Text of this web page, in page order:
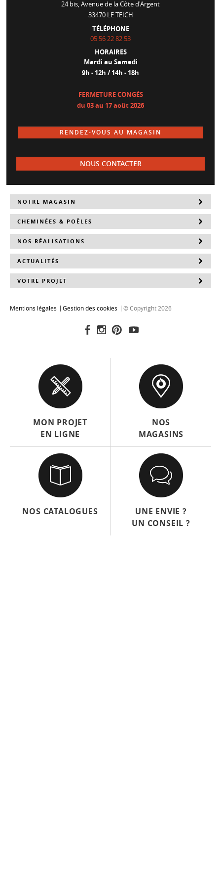
24 bis, Avenue de la Côte d'Argent
33470 LE TEICH
TÉLÉPHONE
05 56 22 82 53
HORAIRES
Mardi au Samedi
9h - 12h / 14h - 18h
FERMETURE CONGÉS
du 03 au 17 août 2026
RENDEZ-VOUS AU MAGASIN
NOUS CONTACTER
NOTRE MAGASIN
CHEMINÉES & POÊLES
NOS RÉALISATIONS
ACTUALITÉS
VOTRE PROJET
Mentions légales Gestion des cookies © Copyright 2026
MON PROJET
EN LIGNE
NOS
MAGASINS
NOS CATALOGUES
UNE ENVIE ?
UN CONSEIL ?